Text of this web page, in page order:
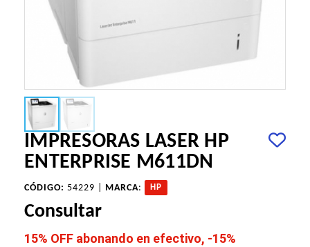
IMPRESORAS LASER HP
ENTERPRISE M611DN
CÓDIGO: 54229 | MARCA: HP
Consultar
15% OFF abonando en efectivo, -15%